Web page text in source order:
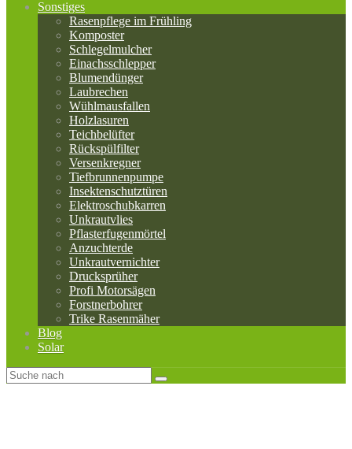
Sonstiges
Rasenpflege im Frühling
Komposter
Schlegelmulcher
Einachsschlepper
Blumendünger
Laubrechen
Wühlmausfallen
Holzlasuren
Teichbelüfter
Rückspülfilter
Versenkregner
Tiefbrunnenpumpe
Insektenschutztüren
Elektroschubkarren
Unkrautvlies
Pflasterfugenmörtel
Anzuchterde
Unkrautvernichter
Drucksprüher
Profi Motorsägen
Forstnerbohrer
Trike Rasenmäher
Blog
Solar